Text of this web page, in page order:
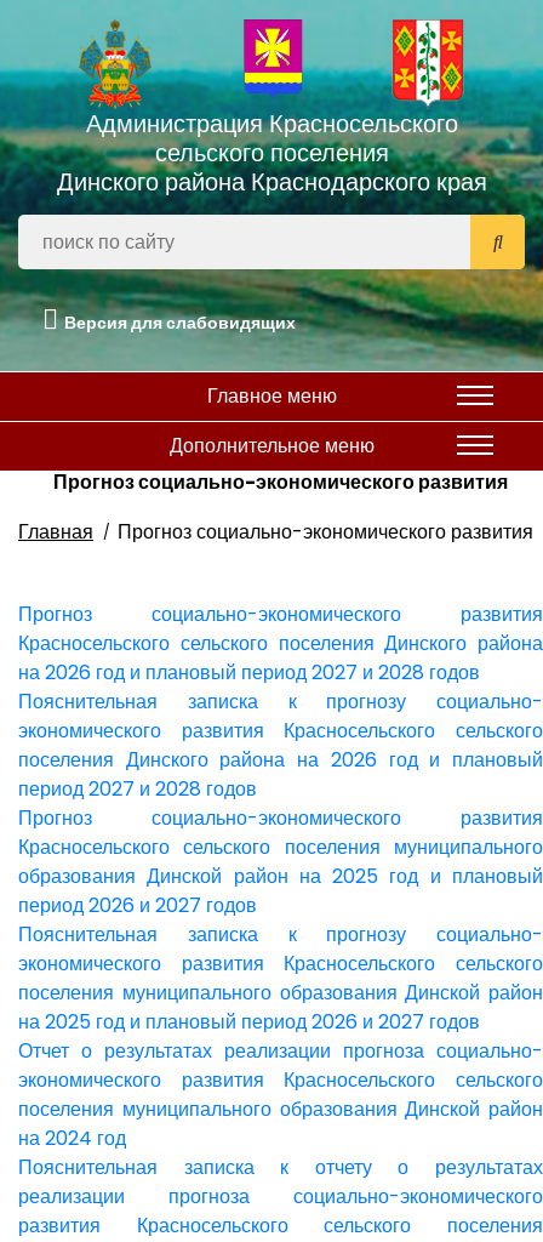
Администрация Красносельского
сельского поселения
Динского района Краснодарского края
Версия для слабовидящих
Главное меню
Дополнительное меню
Прогноз социально-экономического развития
Главная
Прогноз социально-экономического развития
Прогноз социально-экономического развития
Красносельского сельского поселения Динского района
на 2026 год и плановый период 2027 и 2028 годов
Пояснительная записка к прогнозу социально-
экономического развития Красносельского сельского
поселения Динского района на 2026 год и плановый
период 2027 и 2028 годов
Прогноз социально-экономического развития
Красносельского сельского поселения муниципального
образования Динской район на 2025 год и плановый
период 2026 и 2027 годов
Пояснительная записка к прогнозу социально-
экономического развития Красносельского сельского
поселения муниципального образования Динской район
на 2025 год и плановый период 2026 и 2027 годов
Отчет о результатах реализации прогноза социально-
экономического развития Красносельского сельского
поселения муниципального образования Динской район
на 2024 год
Пояснительная записка к отчету о результатах
реализации прогноза социально-экономического
развития Красносельского сельского поселения